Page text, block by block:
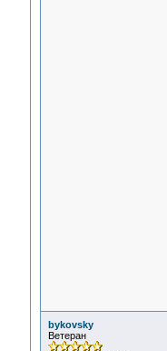
bykovsky
Ветеран